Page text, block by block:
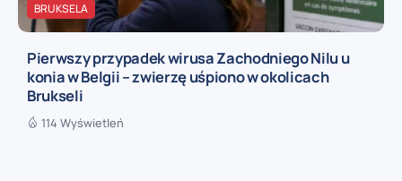
BRUKSELA
Pierwszy przypadek wirusa Zachodniego Nilu u
konia w Belgii – zwierzę uśpiono w okolicach
Brukseli
114 Wyświetleń